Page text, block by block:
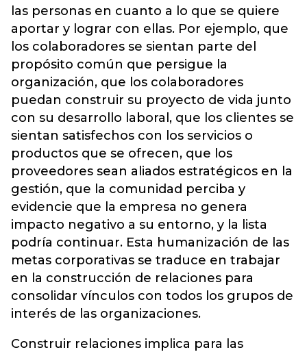
las personas en cuanto a lo que se quiere
aportar y lograr con ellas. Por ejemplo, que
los colaboradores se sientan parte del
propósito común que persigue la
organización, que los colaboradores
puedan construir su proyecto de vida junto
con su desarrollo laboral, que los clientes se
sientan satisfechos con los servicios o
productos que se ofrecen, que los
proveedores sean aliados estratégicos en la
gestión, que la comunidad perciba y
evidencie que la empresa no genera
impacto negativo a su entorno, y la lista
podría continuar. Esta humanización de las
metas corporativas se traduce en trabajar
en la construcción de relaciones para
consolidar vínculos con todos los grupos de
interés de las organizaciones.
Construir relaciones implica para las